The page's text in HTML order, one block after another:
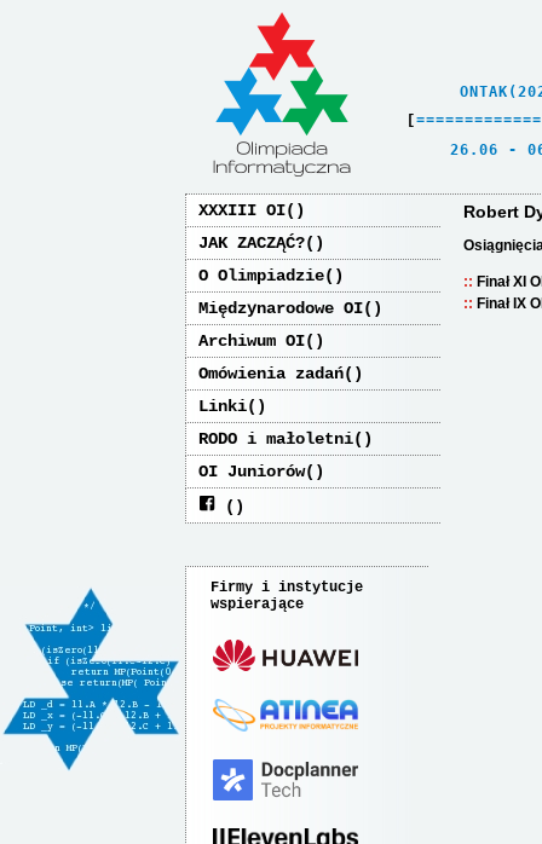
[ =============
26.06
XXXIII OI
JAK ZACZĄĆ?
O Olimpiadzie
Międzynarodowe OI
Archiwum OI
Omówienia zadań
Linki
RODO i małoletni
OI Juniorów
Firmy i instytucje
wspierające
Robert
Finał XI
Finał IX